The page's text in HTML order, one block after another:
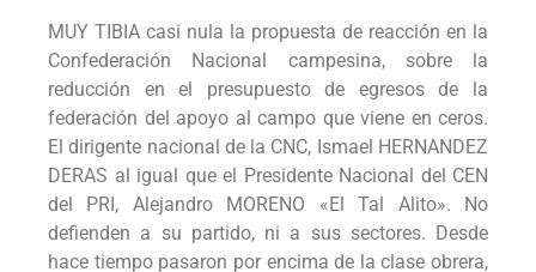
MUY TIBIA casi nula la propuesta de reacción en la
Confederación Nacional campesina, sobre la
reducción en el presupuesto de egresos de la
federación del apoyo al campo que viene en ceros.
El dirigente nacional de la CNC, Ismael HERNANDEZ
DERAS al igual que el Presidente Nacional del CEN
del PRI, Alejandro MORENO «El Tal Alito». No
defienden a su partido, ni a sus sectores. Desde
hace tiempo pasaron por encima de la clase obrera,